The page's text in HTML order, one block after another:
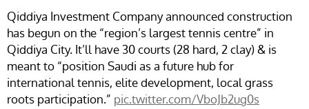
Qiddiya Investment Company announced construction
has begun on the “region’s largest tennis centre” in
Qiddiya City. It’ll have 30 courts (28 hard, 2 clay) & is
meant to “position Saudi as a future hub for
international tennis, elite development, local grass
roots participation.” pic.twitter.com/VboJb2ug0s